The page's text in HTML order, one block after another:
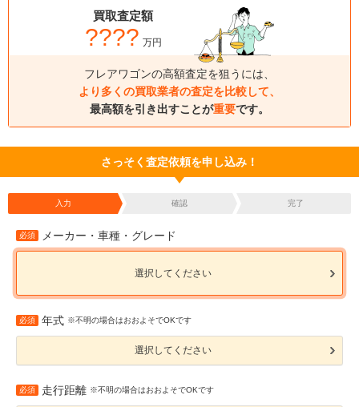
買取査定額
???? 万円
フレアワゴンの高額査定を狙うには、
より多くの買取業者の査定を比較して、
最高額を引き出すことが重要です。
さっそく査定依頼を申し込み！
入力 確認 完了
必須 メーカー・車種・グレード
選択してください
必須 年式 ※不明の場合はおおよそでOKです
選択してください
必須 走行距離 ※不明の場合はおおよそでOKです